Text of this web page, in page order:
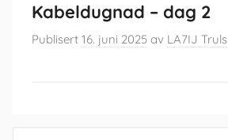
Kabeldugnad – dag 2
Publisert 16. juni 2025 av LA7IJ Truls